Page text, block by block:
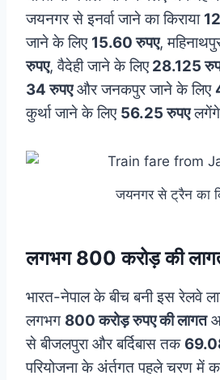
जयनगर से इनर्वा जाने का किराया
जाने के लिए 15.60 रुपए,
रुपए, वैदेही जाने के लिए28.125
34 रुपएऔर जनकपुर जाने के लिए
कुर्था जाने के लिए 56.25 रुपए
जयनगर से ट्रैन का
लगभग 800 करोड़ की
भारत-नेपाल के बीच बनी इस रेलवे
लगभग 800 करोड़ रुपए की लागत
से बीजलपुरा और बर्दिबास तक
परियोजना के अंर्तगत पहले चरण में